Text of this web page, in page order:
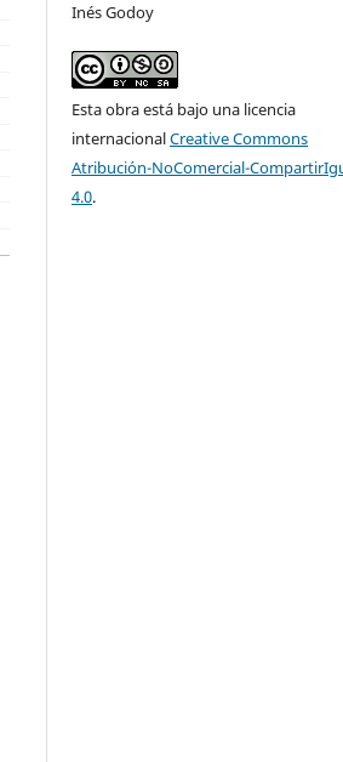
Inés Godoy
Esta obra está bajo una licencia
internacionalCreative Commons
Atribución-NoComercial-
4.0.